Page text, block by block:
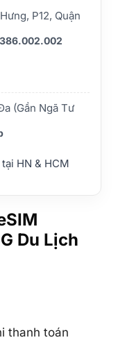
P12, Quận
(Gần Ngã Tư
HN & HCM
Du Lịch
thanh toán